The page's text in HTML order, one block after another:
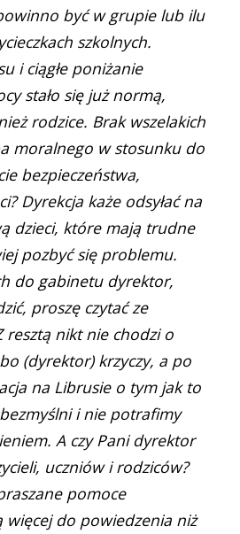
być w grupie lub ilu
szkolnych.
i ciągłe poniżanie
stało się już normą,
rodzice. Brak wszelakich
moralnego w stosunku do
bezpieczeństwa,
Dyrekcja każe odsyłać na
dzieci, które mają trudne
pozbyć się problemu.
do gabinetu dyrektor,
proszę czytać ze
resztą nikt nie chodzi o
(dyrektor) krzyczy, a po
na Librusie o tym jak to
i nie potrafimy
A czy Pani dyrektor
uczniów i rodziców?
pomoce
więcej do powiedzenia niż